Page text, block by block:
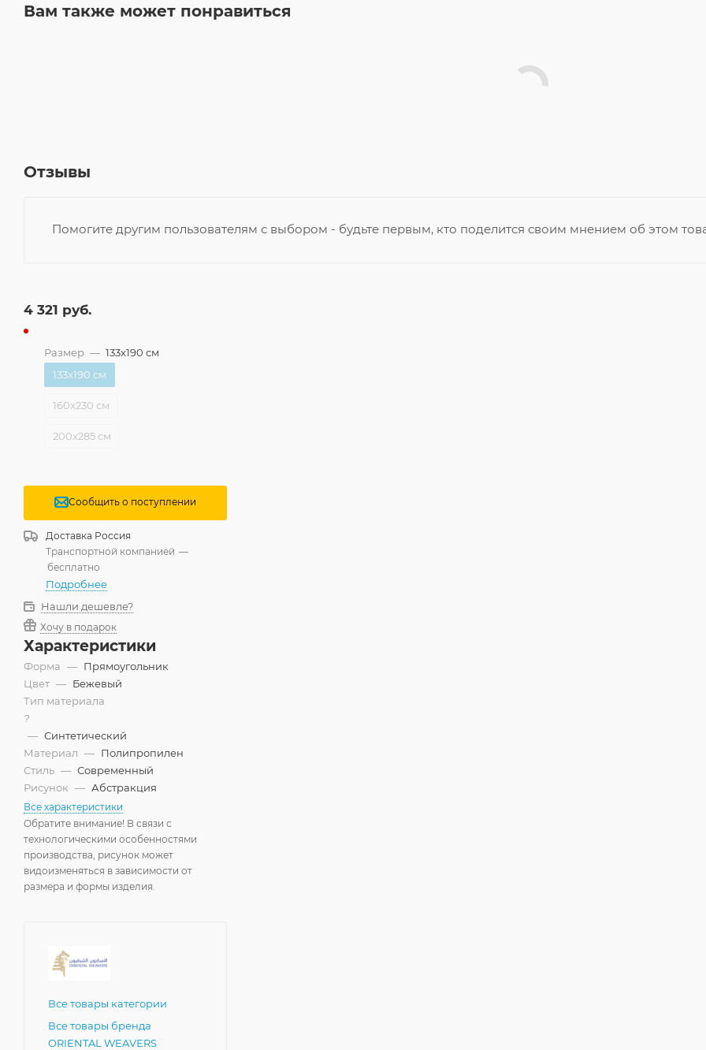
Вам также может понравиться
Отзывы
Помогите другим пользователям с выбором - будьте первым, кто поделится своим мнением об этом
4 321 руб.
Размер — 133x190 см
133x190 см
160x230 см
200x285 см
Сообщить о поступлении
Доставка Россия
Транспортной компанией —
бесплатно
Подробнее
Нашли дешевле?
Хочу в подарок
Характеристики
Форма — Прямоугольник
Цвет — Бежевый
Тип материала
?
— Синтетический
Материал — Полипропилен
Стиль — Современный
Рисунок — Абстракция
Все характеристики
Обратите внимание! В связи с
технологическими особенностями
производства, рисунок может
видоизменяться в зависимости от
размера и формы изделия.
Все товары категории
Все товары бренда
ORIENTAL WEAVЕRS